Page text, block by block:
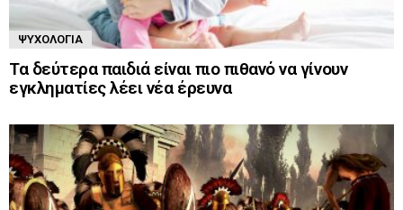
ΨΥΧΟΛΟΓΊΑ
Τα δεύτερα παιδιά είναι πιο πιθανό να γίνουν
εγκληματίες λέει νέα έρευνα